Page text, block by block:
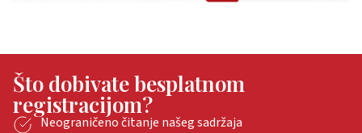
Što dobivate besplatnom
registracijom?
Neograničeno čitanje našeg sadržaja